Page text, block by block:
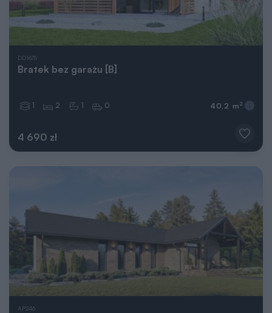
DD1675
Bratek bez garażu [B]
4 690 zł
1 2 1 0 40,2 m 2
AP246